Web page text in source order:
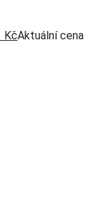
KčAktuální cena